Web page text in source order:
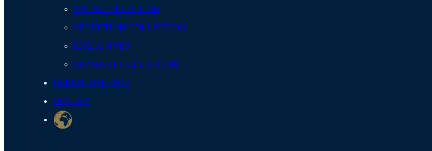
SATIN COLLECTION
SEDUCTION COLLECTION
EXCLUSIVES
COMFORT COLLECTION
HEREN KIMONOS
OUTLET